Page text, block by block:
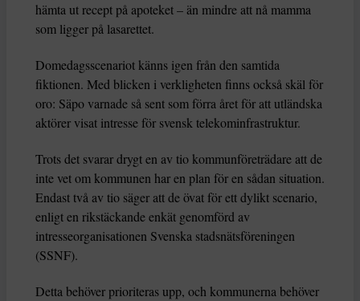
hämta ut recept på apoteket – än mindre att nå mamma
som ligger på lasarettet.
Domedagsscenariot känns igen från den samtida
fiktionen. Med blicken i verkligheten finns också skäl för
oro: Säpo varnade så sent som förra året för att utländska
aktörer visat intresse för svensk telekominfrastruktur.
Trots det svarar drygt en av tio kommunföreträdare att de
inte vet om kommunen har en plan för en sådan situation.
Endast två av tio säger att de övat för ett dylikt scenario,
enligt en rikstäckande enkät genomförd av
intresseorganisationen Svenska stadsnätsföreningen
(SSNF).
Detta behöver prioriteras upp, och kommunerna behöver